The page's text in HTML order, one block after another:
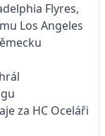
Flyres,
Los Angeles
za HC Oceláři